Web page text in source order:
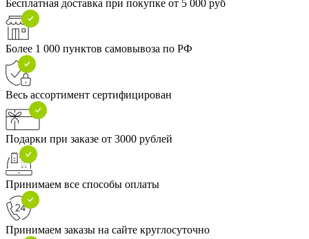
Бесплатная доставка при покупке от 5 000 руб
Более 1 000 пунктов самовывоза по РФ
Весь ассортимент сертифицирован
Подарки при заказе от 3000 рублей
Принимаем все способы оплаты
Принимаем заказы на сайте круглосуточно